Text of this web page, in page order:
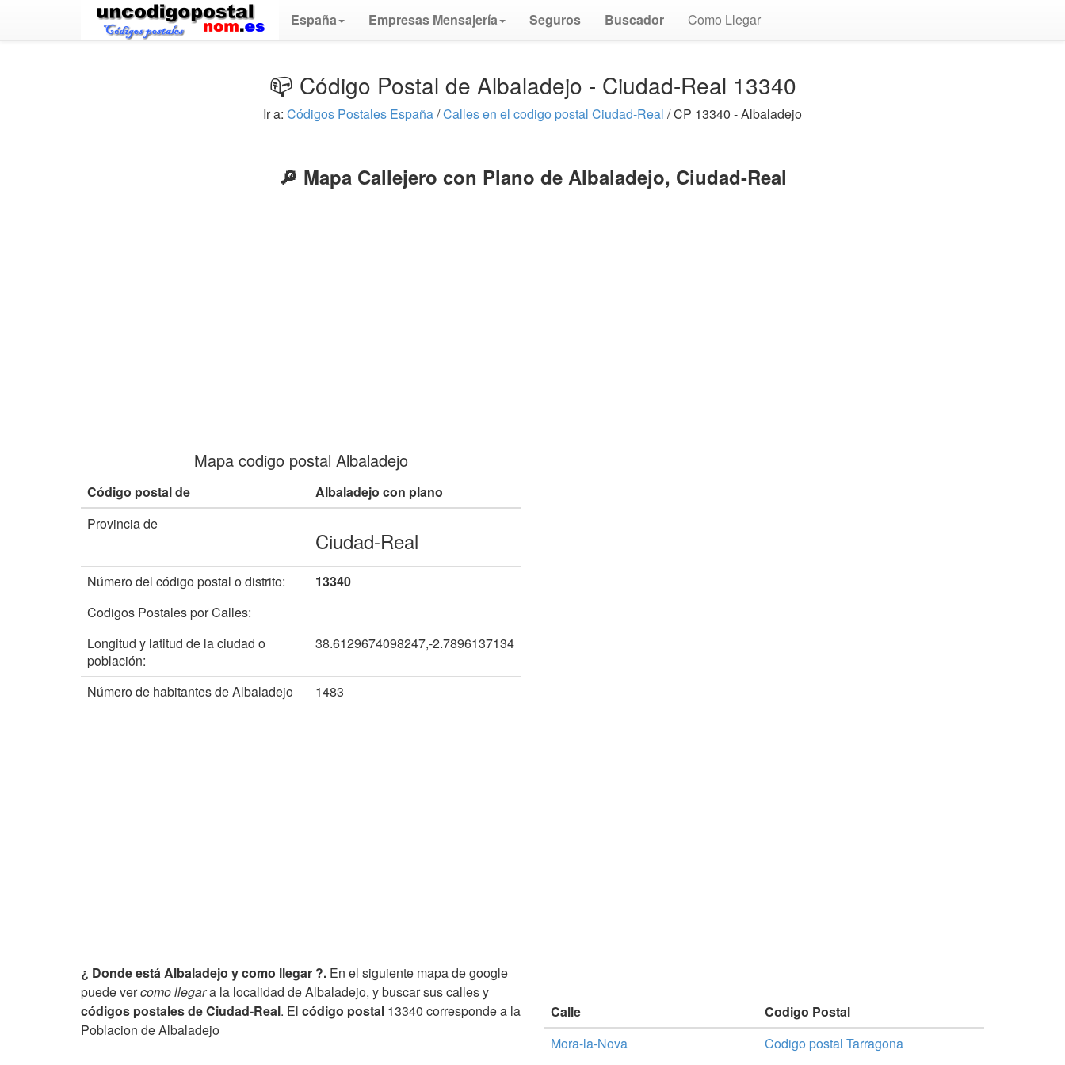
España Empresas Mensajería Seguros Buscador Como Llegar
📪 Código Postal de Albaladejo - Ciudad-Real 13340
Ir a: Códigos Postales España/Calles en el codigo postal Ciudad-Real / CP 13340 - Albaladejo
🔎 Mapa Callejero con Plano de Albaladejo, Ciudad-Real
Mapa codigo postal Albaladejo
Código postal de
Albaladejo con plano
Provincia de
Ciudad-Real
Número del código postal o distrito:
13340
Codigos Postales por Calles:
Longitud y latitud de la ciudad o
población:
38.6129674098247,-2.7896137134
Número de habitantes de Albaladejo 1483
¿ Donde está Albaladejo y como llegar ?. En el siguiente mapa de google
puede vercomo llegara la localidad de Albaladejo, y buscar sus calles y
códigos postales de Ciudad-Real. El código postal 13340 corresponde a la
Poblacion de Albaladejo
Calle
Codigo Postal
Mora-la-Nova
Codigo postal Tarragona